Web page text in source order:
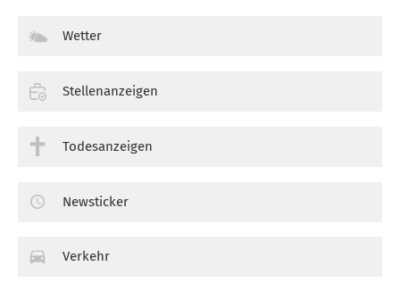
Wetter
Stellenanzeigen
Todesanzeigen
Newsticker
Verkehr